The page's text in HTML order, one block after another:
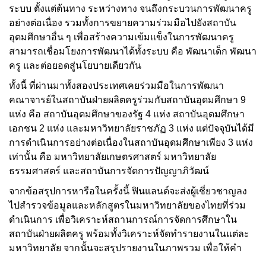
ระบบ ตั้งแต่ต้นทาง ระหว่างทาง จนถึงกระบวนการพัฒนาครู
อย่างต่อเนื่อง รวมทั้งการขยายความร่วมมือไปยังสถาบัน
อุดมศึกษาอื่น ๆ เพื่อสร้างความเข้มแข็งในการพัฒนาครู
สามารถเชื่อมโยงการพัฒนาได้ทั้งระบบ คือ พัฒนาเด็ก พัฒนา
ครู และต่อยอดสู่นโยบายเดียวกัน
ทั้งนี้ ที่ผ่านมาทั้งสองประเทศเคยร่วมมือในการพัฒนา
คณาจารย์ในสถาบันฝ่ายผลิตครูร่วมกับสถาบันอุดมศึกษา 9
แห่ง คือ สถาบันอุดมศึกษาของรัฐ 4 แห่ง สถาบันอุดมศึกษา
เอกชน 2 แห่ง และมหาวิทยาลัยราชภัฏ 3 แห่ง แต่ปัจจุบันได้มี
การดำเนินการอย่างต่อเนื่องในสถาบันอุดมศึกษาเพียง 3 แห่ง
เท่านั้น คือ มหาวิทยาลัยเกษตรศาสตร์ มหาวิทยาลัย
ธรรมศาสตร์ และสถาบันการจัดการปัญญาภิวัฒน์
จากข้อสรุปการหารือในครั้งนี้ ฟินแลนด์จะส่งผู้เชี่ยวชาญลง
ไปสำรวจข้อมูลและหลักสูตรในมหาวิทยาลัยของไทยที่ร่วม
ดำเนินการ เพื่อวิเคราะห์สถานการณ์การจัดการศึกษาใน
สถาบันฝ่ายผลิตครู พร้อมทั้งวิเคราะห์จัดทำรายงานในแต่ละ
มหาวิทยาลัย จากนั้นจะสรุปรายงานในภาพรวม เพื่อให้คำ